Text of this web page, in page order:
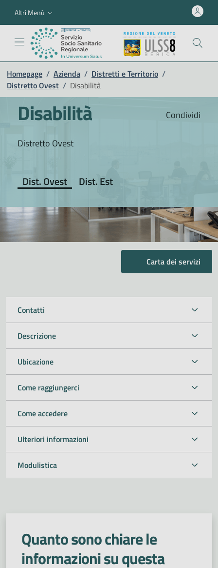
Altri Menù
Homepage / Azienda / Distretti e Territorio /
Distretto Ovest / Disabilità
Condividi
Disabilità
Distretto Ovest
Dist. Ovest Dist. Est
Carta dei servizi
Contatti
Descrizione
Ubicazione
Come raggiungerci
Come accedere
Ulteriori informazioni
Modulistica
Quanto sono chiare le
informazioni su questa